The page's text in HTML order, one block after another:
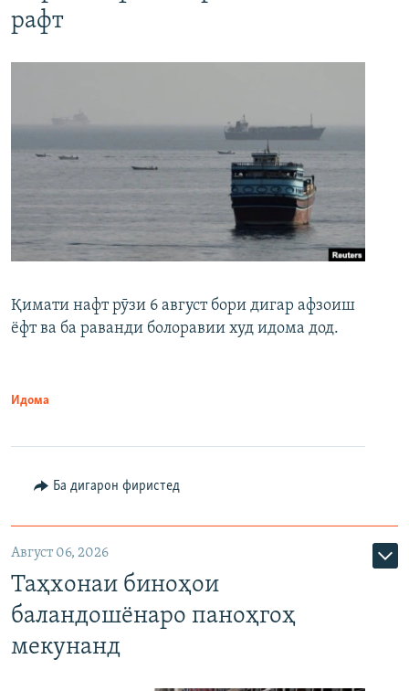
рафт
Қимати нафт рӯзи 6 август бори дигар афзоиш
ёфт ва ба раванди болоравии худ идома дод.
Идома
Ба дигарон фиристед
Август 06, 2026
Таҳхонаи биноҳои
баландошёнаро паноҳгоҳ
мекунанд